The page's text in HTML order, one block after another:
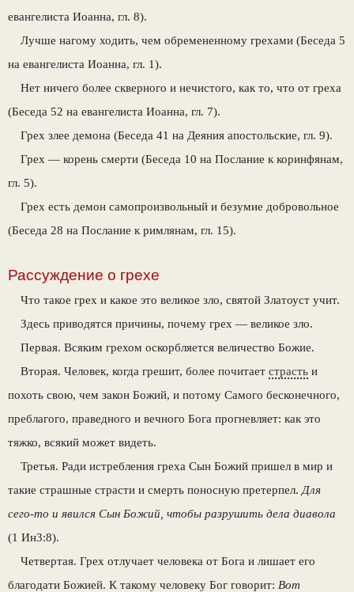
евангелиста Иоанна, гл. 8).
Лучше нагому ходить, чем обремененному грехами (Беседа 5
на евангелиста Иоанна, гл. 1).
Нет ничего более скверного и нечистого, как то, что от греха
(Беседа 52 на евангелиста Иоанна, гл. 7).
Грех злее демона (Беседа 41 на Деяния апостольские, гл. 9).
Грех — корень смерти (Беседа 10 на Послание к коринфянам,
гл. 5).
Грех есть демон самопроизвольный и безумие добровольное
(Беседа 28 на Послание к римлянам, гл. 15).
Рассуждение о грехе
Что такое грех и какое это великое зло, святой Златоуст учит.
Здесь приводятся причины, почему грех — великое зло.
Первая. Всяким грехом оскорбляется величество Божие.
Вторая. Человек, когда грешит, более почитает страсть и
похоть свою, чем закон Божий, и потому Самого бесконечного,
преблагого, праведного и вечного Бога прогневляет: как это
тяжко, всякий может видеть.
Третья. Ради истребления греха Сын Божий пришел в мир и
такие страшные страсти и смерть поносную претерпел. Для
сего-то и явился Сын Божий, чтобы разрушить дела диавола
(1 Ин3:8).
Четвертая. Грех отлучает человека от Бога и лишает его
благодати Божией. К такому человеку Бог говорит: Вот